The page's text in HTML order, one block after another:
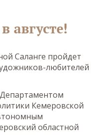
августе!
Саланге пройдет
любителей
Кемеровской
областной